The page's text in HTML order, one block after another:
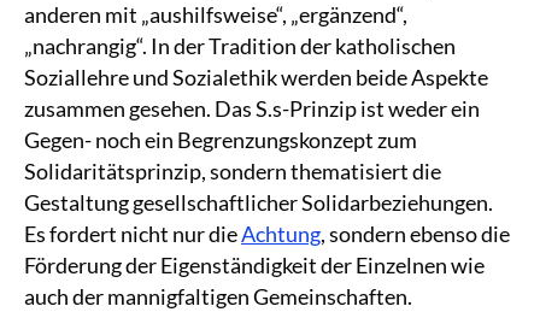
anderen mit „aushilfsweise“, „ergänzend“,
„nachrangig“. In der Tradition der katholischen
Soziallehre und Sozialethik werden beide Aspekte
zusammen gesehen. Das S.s-Prinzip ist weder ein
Gegen- noch ein Begrenzungskonzept zum
Solidaritätsprinzip, sondern thematisiert die
Gestaltung gesellschaftlicher Solidarbeziehungen.
Es fordert nicht nur dieAchtung, sondern ebenso die
Förderung der Eigenständigkeit der Einzelnen wie
auch der mannigfaltigen Gemeinschaften.